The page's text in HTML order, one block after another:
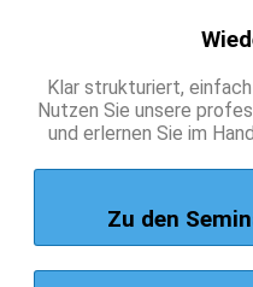
Klar strukturiert,
Nutzen Sie unsere
und erlernen Sie im
Zu den